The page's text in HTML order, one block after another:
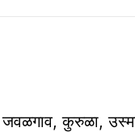
कुरुळा,